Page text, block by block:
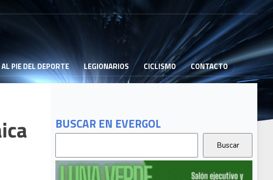
AL PIE DEL DEPORTE LEGIONARIOS CICLISMO CONTACTO
BUSCAR EN EVERGOL